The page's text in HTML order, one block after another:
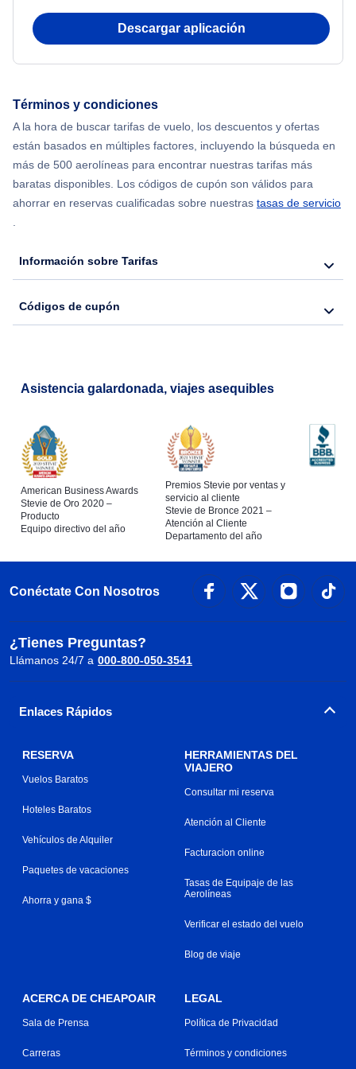
Flights from Nueva York to Atenas
Flights from Shanghai to Nueva York
Flights from Delhi to Nueva York
Flights from Chicago to Delhi
Flights from Nueva York to Hong Kong
Flights from Nueva York to Lisboa
Descargar aplicación
Términos y condiciones
A la hora de buscar tarifas de vuelo, los descuentos y ofertas
están basados en múltiples factores, incluyendo la búsqueda en
más de 500 aerolíneas para encontrar nuestras tarifas más
baratas disponibles. Los códigos de cupón son válidos para
ahorrar en reservas cualificadas sobre nuestras tasas de servicio
.
Información sobre Tarifas
Códigos de cupón
Asistencia galardonada, viajes asequibles
American Business Awards
Stevie de Oro 2020 –
Producto
Equipo directivo del año
Premios Stevie por ventas y
servicio al cliente
Stevie de Bronce 2021 –
Atención al Cliente
Departamento del año
Conéctate Con Nosotros
¿Tienes Preguntas?
Llámanos 24/7 a 000-800-050-3541
Enlaces Rápidos
RESERVA
Vuelos Baratos
Hoteles Baratos
Vehículos de Alquiler
Paquetes de vacaciones
Ahorra y gana $
HERRAMIENTAS DEL
VIAJERO
Consultar mi reserva
Atención al Cliente
Facturacion online
Tasas de Equipaje de las
Aerolíneas
Verificar el estado del vuelo
Blog de viaje
ACERCA DE CHEAPOAIR
Sala de Prensa
Carreras
LEGAL
Política de Privacidad
Términos y condiciones